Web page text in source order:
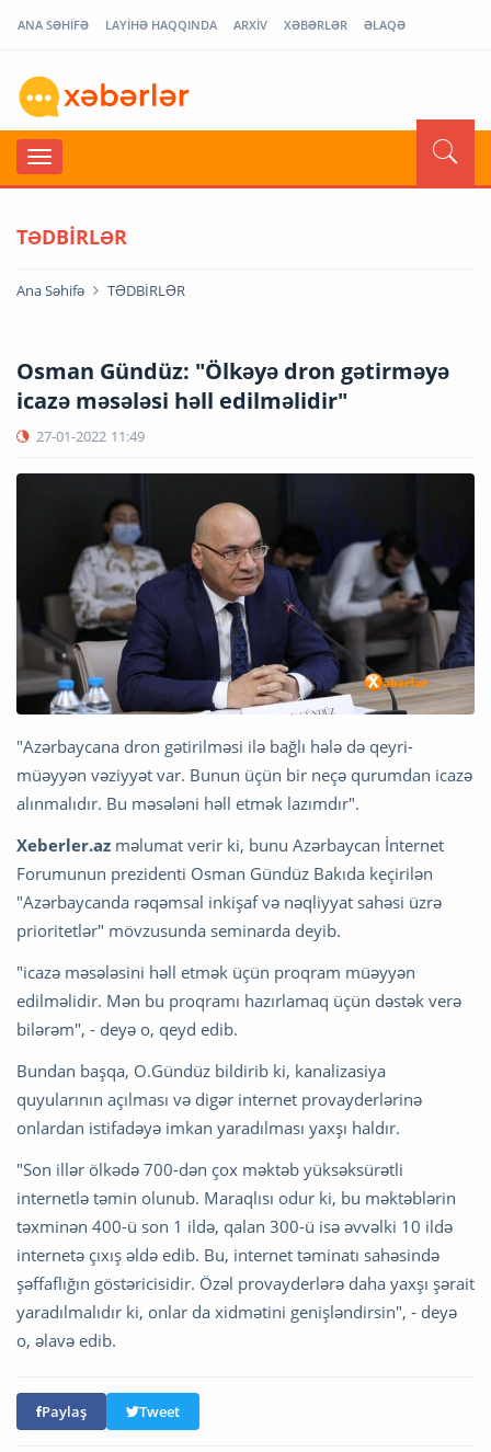
ANA SƏHİFƏ LAYİHƏ HAQQINDA ARXİV XƏBƏRLƏR ƏLAQƏ
TƏDBİRLƏR
Ana Səhifə TƏDBİRLƏR
Osman Gündüz: "Ölkəyə dron gətirməyə
icazə məsələsi həll edilməlidir"
27-01-2022 11:49
"Azərbaycana dron gətirilməsi ilə bağlı hələ də qeyri-
müəyyən vəziyyət var. Bunun üçün bir neçə qurumdan icazə
alınmalıdır. Bu məsələni həll etmək lazımdır".
Xeberler.az məlumat verir ki, bunu Azərbaycan İnternet
Forumunun prezidenti Osman Gündüz Bakıda keçirilən
"Azərbaycanda rəqəmsal inkişaf və nəqliyyat sahəsi üzrə
prioritetlər" mövzusunda seminarda deyib.
"icazə məsələsini həll etmək üçün proqram müəyyən
edilməlidir. Mən bu proqramı hazırlamaq üçün dəstək verə
bilərəm", - deyə o, qeyd edib.
Bundan başqa, O.Gündüz bildirib ki, kanalizasiya
quyularının açılması və digər internet provayderlərinə
onlardan istifadəyə imkan yaradılması yaxşı haldır.
"Son illər ölkədə 700-dən çox məktəb yüksəksürətli
internetlə təmin olunub. Maraqlısı odur ki, bu məktəblərin
təxminən 400-ü son 1 ildə, qalan 300-ü isə əvvəlki 10 ildə
internetə çıxış əldə edib. Bu, internet təminatı sahəsində
şəffaflığın göstəricisidir. Özəl provayderlərə daha yaxşı şərait
yaradılmalıdır ki, onlar da xidmətini genişləndirsin", - deyə
o, əlavə edib.
Paylaş Tweet